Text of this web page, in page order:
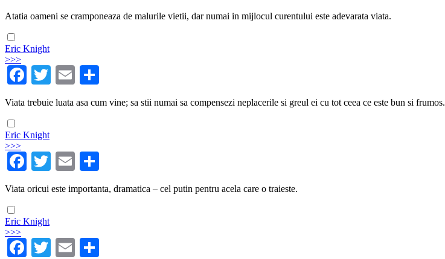
Atatia oameni se cramponeaza de malurile vietii, dar numai in mijlocul curentului este adevarata viata.
Eric Knight
>>>
Facebook
TwitterEmail
Viata trebuie luata asa cum vine; sa stii numai sa compensezi neplacerile si greul ei cu tot ceea ce este bun si frumos.
Eric Knight
>>>
Facebook
TwitterEmail
Viata oricui este importanta, dramatica – cel putin pentru acela care o traieste.
Eric Knight
>>>
Facebook
TwitterEmail